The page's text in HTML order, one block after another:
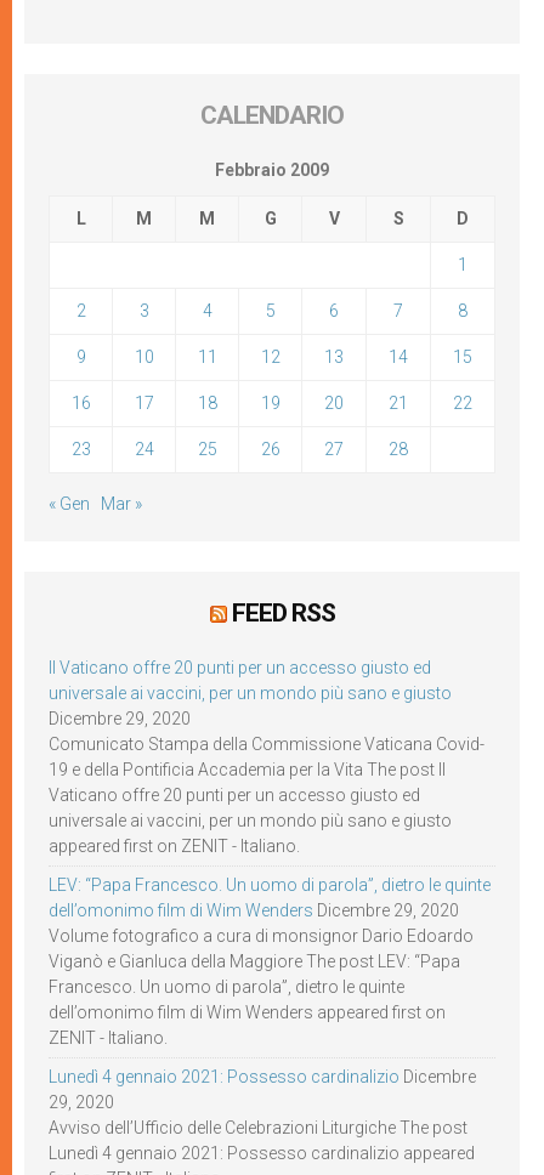
CALENDARIO
Febbraio 2009
L M M G V S D
1
2 3 4 5 6 7 8
9 10 11 12 13 14 15
16 17 18 19 20 21 22
23 24 25 26 27 28
« Gen Mar »
FEED RSS
Il Vaticano offre 20 punti per un accesso giusto ed
universale ai vaccini, per un mondo più sano e giusto
Dicembre 29, 2020
Comunicato Stampa della Commissione Vaticana Covid-
19 e della Pontificia Accademia per la Vita The post Il
Vaticano offre 20 punti per un accesso giusto ed
universale ai vaccini, per un mondo più sano e giusto
appeared first on ZENIT - Italiano.
LEV: “Papa Francesco. Un uomo di parola”, dietro le quinte
dell’omonimo film di Wim Wenders Dicembre 29, 2020
Volume fotografico a cura di monsignor Dario Edoardo
Viganò e Gianluca della Maggiore The post LEV: “Papa
Francesco. Un uomo di parola”, dietro le quinte
dell’omonimo film di Wim Wenders appeared first on
ZENIT - Italiano.
Lunedì 4 gennaio 2021: Possesso cardinalizio Dicembre
29, 2020
Avviso dell’Ufficio delle Celebrazioni Liturgiche The post
Lunedì 4 gennaio 2021: Possesso cardinalizio appeared